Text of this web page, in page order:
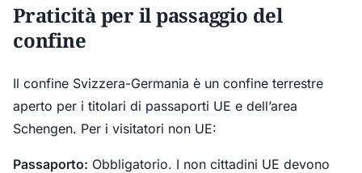
Praticità per il passaggio del
confine
Il confine Svizzera-Germania è un confine terrestre
aperto per i titolari di passaporti UE e dell’area
Schengen. Per i visitatori non UE:
Passaporto: Obbligatorio. I non cittadini UE devono